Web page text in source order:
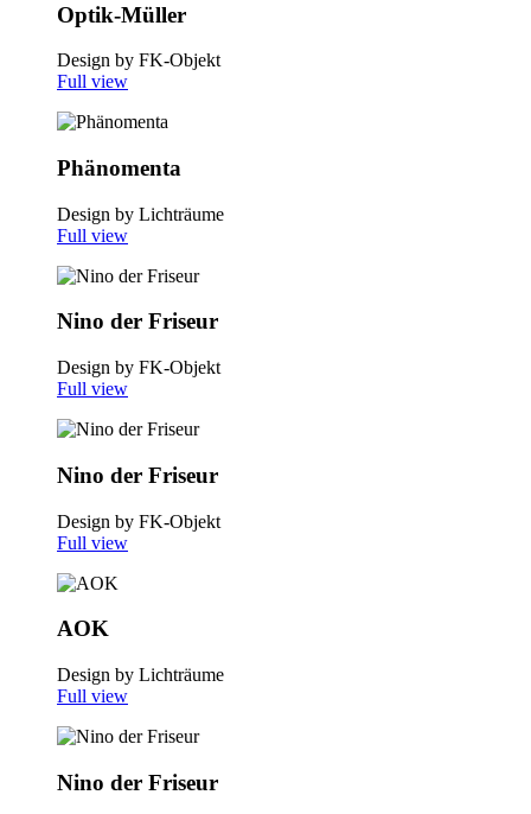
Optik-Müller
Design by FK-Objekt
Full view
Phänomenta
Design by Lichträume
Full view
Nino der Friseur
Design by FK-Objekt
Full view
Nino der Friseur
Design by FK-Objekt
Full view
AOK
Design by Lichträume
Full view
Nino der Friseur